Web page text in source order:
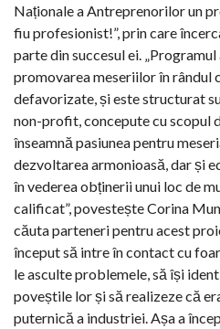
Naționale a Antreprenorilor un
fiu profesionist!”, prin care
parte din succesul ei. „ Programul
promovarea meseriilor în rândul
defavorizate, și este structurat
non-profit, concepute cu scopul
înseamnă pasiunea pentru
dezvoltarea armonioasă, dar și
în vederea obținerii unui loc de
calificat”, povestește Corina
căuta parteneri pentru acest
început să intre în contact cu
le asculte problemele, să își
poveștile lor și să realizeze că
puternică a industriei. Așa a